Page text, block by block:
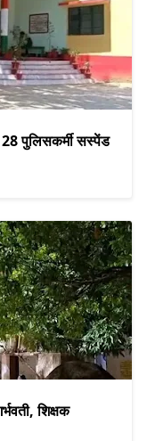
28 पुलिसकर्मी सस्पेंड
शिक्षक